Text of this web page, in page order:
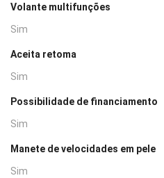
Volante multifunções
Sim
Aceita retoma
Sim
Possibilidade de financiamento
Sim
Manete de velocidades em pele
Sim